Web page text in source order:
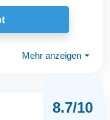
Mehr anzeigen ⏷
8.7/10